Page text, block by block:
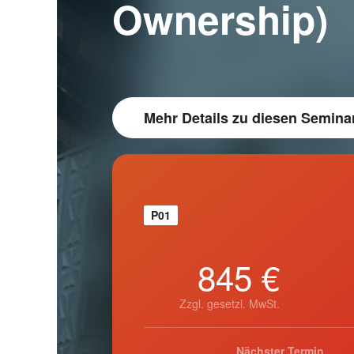
Ownership)
Mehr Detailszu diesen
P01
845 €
Zzgl. gesetzl. MwSt.
Nächster Termin